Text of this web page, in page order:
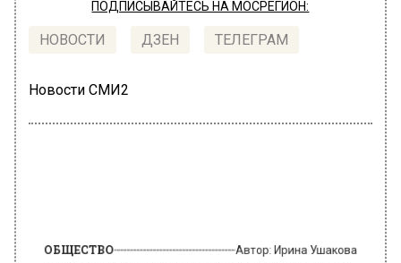
ПОДПИСЫВАЙТЕСЬ НА МОСРЕГИОН:
НОВОСТИ ДЗЕН ТЕЛЕГРАМ
Новости СМИ2